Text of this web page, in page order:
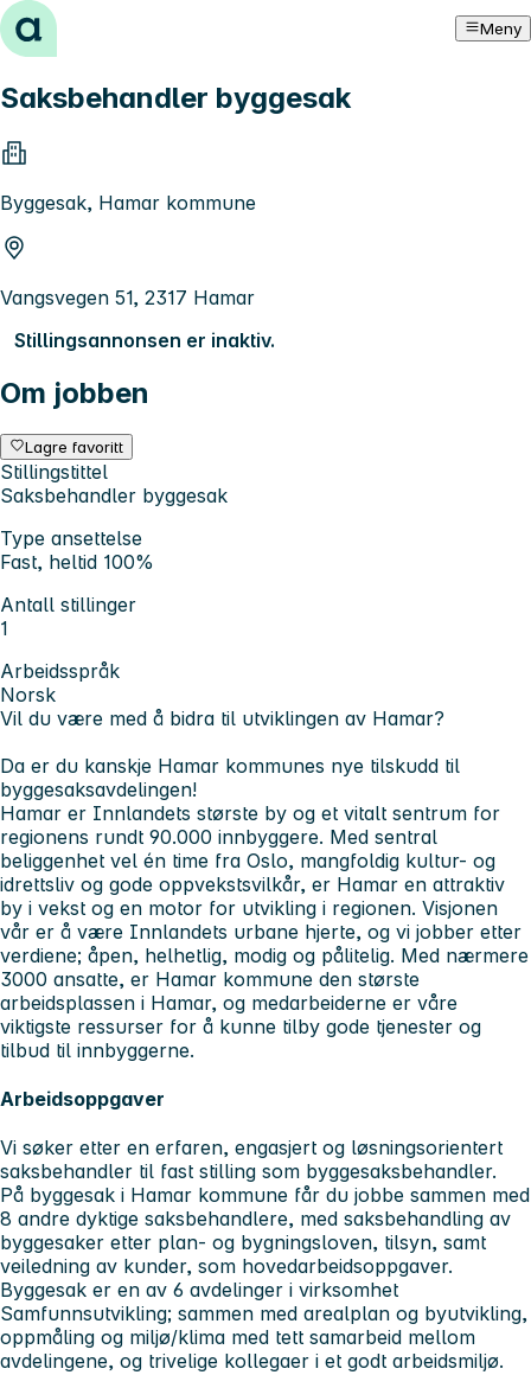
Hopp til innhold Meny
Saksbehandler byggesak
Byggesak, Hamar kommune
Vangsvegen 51, 2317 Hamar
Stillingsannonsen er inaktiv.
Om jobben
Lagre favoritt
Stillingstittel
Saksbehandler byggesak
Type ansettelse
Fast, heltid 100%
Antall stillinger
1
Arbeidsspråk
Norsk
Vil du være med å bidra til utviklingen av Hamar?
Da er du kanskje Hamar kommunes nye tilskudd til
byggesaksavdelingen!
Hamar er Innlandets største by og et vitalt sentrum for
regionens rundt 90.000 innbyggere. Med sentral
beliggenhet vel én time fra Oslo, mangfoldig kultur- og
idrettsliv og gode oppvekstsvilkår, er Hamar en attraktiv
by i vekst og en motor for utvikling i regionen. Visjonen
vår er å være Innlandets urbane hjerte, og vi jobber etter
verdiene; åpen, helhetlig, modig og pålitelig. Med nærmere
3000 ansatte, er Hamar kommune den største
arbeidsplassen i Hamar, og medarbeiderne er våre
viktigste ressurser for å kunne tilby gode tjenester og
tilbud til innbyggerne.
Arbeidsoppgaver
Vi søker etter en erfaren, engasjert og løsningsorientert
saksbehandler til fast stilling som byggesaksbehandler.
På byggesak i Hamar kommune får du jobbe sammen med
8 andre dyktige saksbehandlere, med saksbehandling av
byggesaker etter plan- og bygningsloven, tilsyn, samt
veiledning av kunder, som hovedarbeidsoppgaver.
Byggesak er en av 6 avdelinger i virksomhet
Samfunnsutvikling; sammen med arealplan og byutvikling,
oppmåling og miljø/klima med tett samarbeid mellom
avdelingene, og trivelige kollegaer i et godt arbeidsmiljø.